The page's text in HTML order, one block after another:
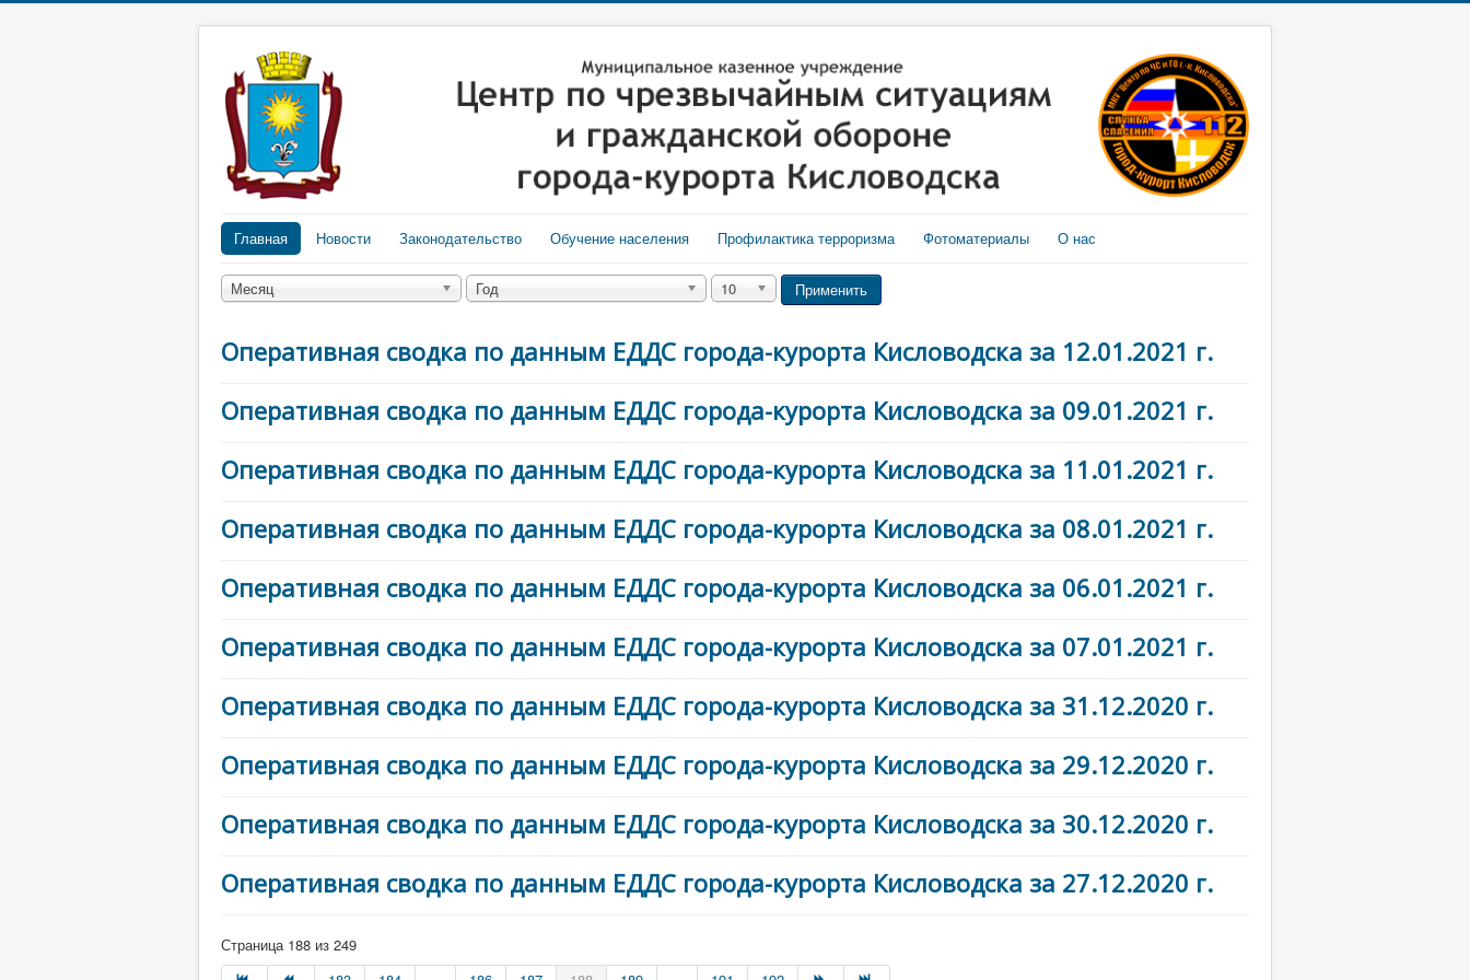
Главная Новости Законодательство Обучение населения Профилактика терроризма Фотоматериалы О нас
Месяц Год 10 Применить
Оперативная сводка по данным ЕДДС города-курорта Кисловодска за 12.01.2021 г.
Оперативная сводка по данным ЕДДС города-курорта Кисловодска за 09.01.2021 г.
Оперативная сводка по данным ЕДДС города-курорта Кисловодска за 11.01.2021 г.
Оперативная сводка по данным ЕДДС города-курорта Кисловодска за 08.01.2021 г.
Оперативная сводка по данным ЕДДС города-курорта Кисловодска за 06.01.2021 г.
Оперативная сводка по данным ЕДДС города-курорта Кисловодска за 07.01.2021 г.
Оперативная сводка по данным ЕДДС города-курорта Кисловодска за 31.12.2020 г.
Оперативная сводка по данным ЕДДС города-курорта Кисловодска за 29.12.2020 г.
Оперативная сводка по данным ЕДДС города-курорта Кисловодска за 30.12.2020 г.
Оперативная сводка по данным ЕДДС города-курорта Кисловодска за 27.12.2020 г.
Страница 188 из 249